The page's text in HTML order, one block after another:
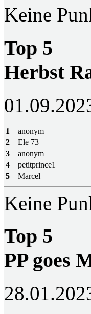
Keine
Top 5
Herbst
1
anonym
2
Ele 73
3
anonym
4
petitprince1
5
Marcel
Keine
Top 5
PP goes